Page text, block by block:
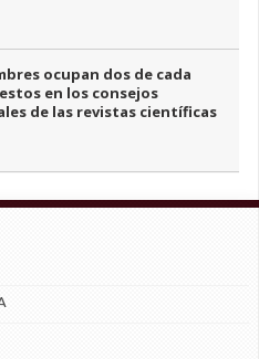
ocupan dos de cada
en los consejos
de las revistas científicas